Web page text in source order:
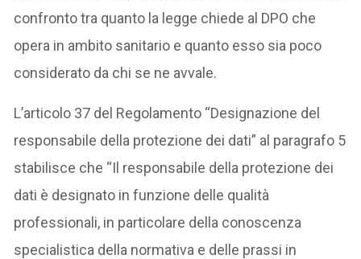
confronto tra quanto la legge chiede al DPO che
opera in ambito sanitario e quanto esso sia poco
considerato da chi se ne avvale.
L’articolo 37 del Regolamento “Designazione del
responsabile della protezione dei dati” al paragrafo 5
stabilisce che “Il responsabile della protezione dei
dati è designato in funzione delle qualità
professionali, in particolare della conoscenza
specialistica della normativa e delle prassi in